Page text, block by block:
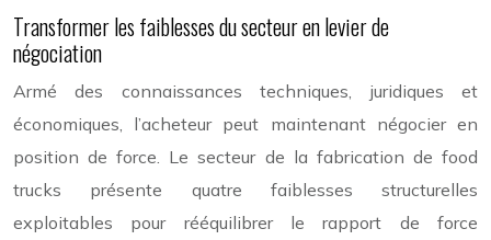
Transformer les faiblesses du secteur en levier de
négociation
Armé des connaissances techniques, juridiques et
économiques, l’acheteur peut maintenant négocier en
position de force. Le secteur de la fabrication de food
trucks présente quatre faiblesses structurelles
exploitables pour rééquilibrer le rapport de force